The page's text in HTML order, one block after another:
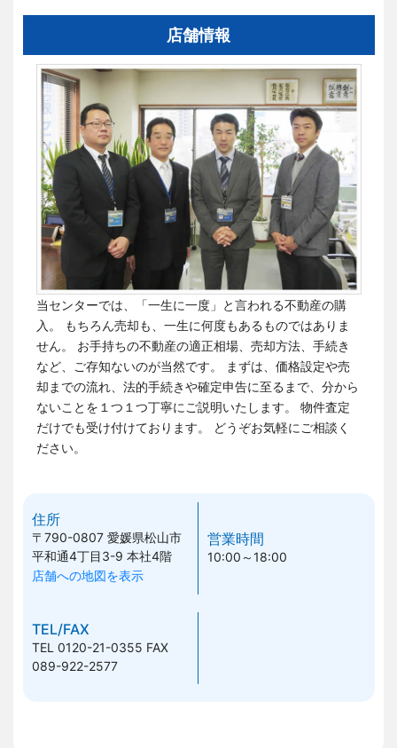
店舗情報
当センターでは、「一生に一度」と言われる不動産の購
入。 もちろん売却も、一生に何度もあるものではありま
せん。
お手持ちの不動産の適正相場、売却方法、手続き
など、ご存知ないのが当然です。
まずは、価格設定や売
却までの流れ、法的手続きや確定申告に至るまで、分から
ないことを１つ１つ丁寧にご説明いたします。 物件査定
だけでも受け付けております。
どうぞお気軽にご相談く
ださい。
住所
〒790-0807愛媛県松山市
平和通4丁目3-9 本社4階
店舗への地図を表示
営業時間
10:00～18:00
TEL/FAX
TEL 0120-21-0355 FAX
089-922-2577